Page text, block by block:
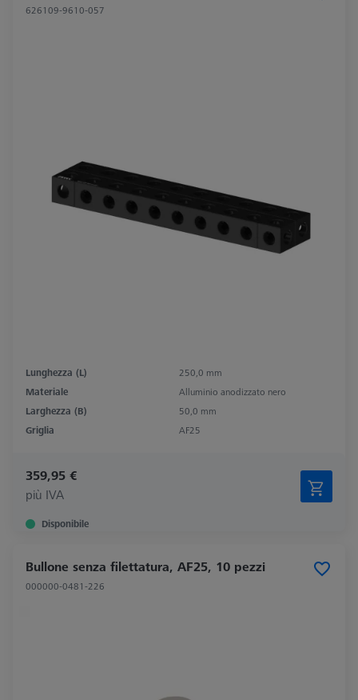
626109-9610-057
Lunghezza (L)
250,0 mm
Materiale
Alluminio anodizzato nero
Larghezza (B)
50,0 mm
Griglia
AF25
359,95 €
più IVA
Disponibile
Bullone senza filettatura, AF25, 10 pezzi
000000-0481-226